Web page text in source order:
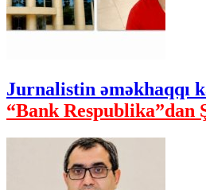
Jurnalistin əməkhaqqı
“Bank